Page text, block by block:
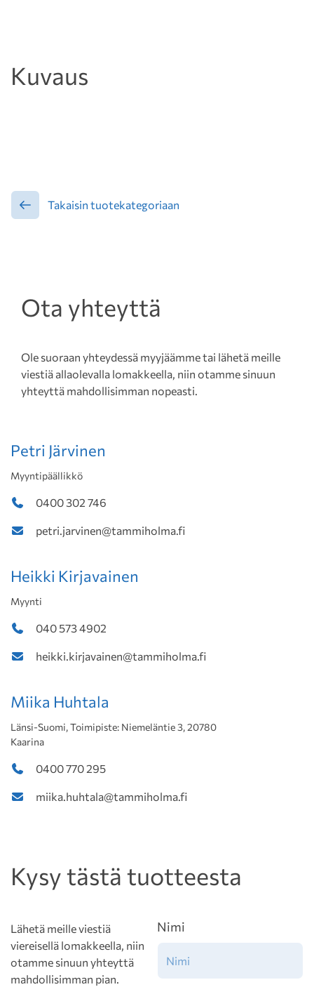
Kuvaus
Takaisin tuotekategoriaan
Ota yhteyttä
Ole suoraan yhteydessä myyjäämme tai lähetä meille
viestiä allaolevalla lomakkeella, niin otamme sinuun
yhteyttä mahdollisimman nopeasti.
Petri Järvinen
Myyntipäällikkö
0400 302 746
petri.jarvinen@tammiholma.fi
Heikki Kirjavainen
Myynti
040 573 4902
heikki.kirjavainen@tammiholma.fi
Miika Huhtala
Länsi-Suomi, Toimipiste: Niemeläntie 3, 20780
Kaarina
0400 770 295
miika.huhtala@tammiholma.fi
Kysy tästä tuotteesta
Lähetä meille viestiä
viereisellä lomakkeella, niin
otamme sinuun yhteyttä
mahdollisimman pian.
Nimi